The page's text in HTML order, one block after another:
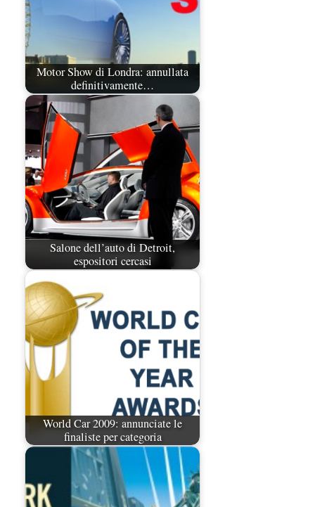
Motor Show di Londra: annullata
definitivamente…
Salone dell’auto di Detroit,
espositori cercasi
World Car 2009: annunciate le
finaliste per categoria